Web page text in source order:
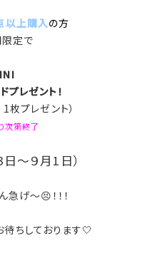
以上購入の方
定で
INI
プレゼント！
枚プレゼント）
次第終了
～９月1日）
げ～😣！！！
ちしております🤍